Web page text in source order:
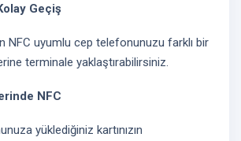
Geçiş
NFC uyumlu cep telefonunuzu farklı bir
terminale yaklaştırabilirsiniz.
NFC
yüklediğiniz kartınızın